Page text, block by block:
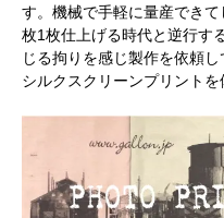
す。機械で手軽に量産でき
枚1枚仕上げる時代と逆行す
じる拘りを感じ製作を依頼
シルクスクリーンプリントを